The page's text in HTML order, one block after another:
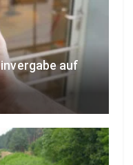
auf